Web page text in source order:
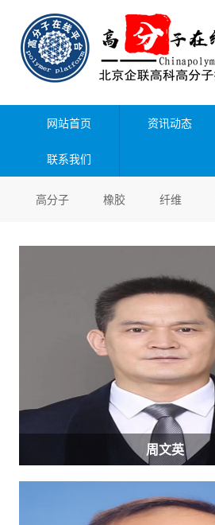
网站首页 资讯动态
联系我们
高分子 橡胶 纤维
周文英